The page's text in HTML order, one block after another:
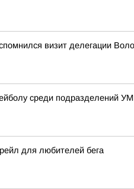
визит делегации
среди подразделений
для любителей бега